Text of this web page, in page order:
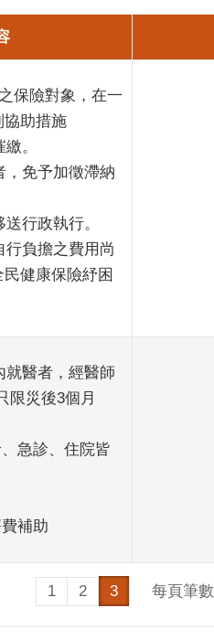
保險對象，在一
協助措施
。
，免予加徵滯納
行政執行。
行負擔之費用尚
健康保險紓困
就醫者，經醫師
限災後3個月
急診、住院皆
補助
1 2 3 每頁筆數